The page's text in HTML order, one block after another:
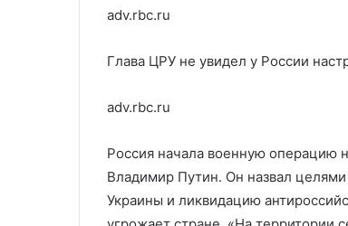
adv.rbc.ru
Глава ЦРУ не увидел у России
adv.rbc.ru
Россия начала военную операцию
Владимир Путин. Он назвал
Украины и ликвидацию